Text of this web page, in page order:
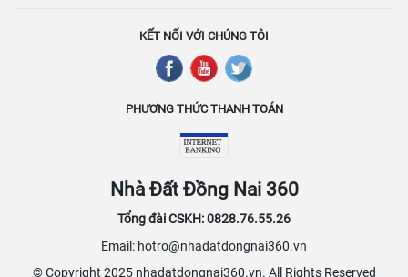
KẾT NỐI VỚI CHÚNG TÔI
PHƯƠNG THỨC THANH TOÁN
Nhà Đất Đồng Nai 360
Tổng đài CSKH: 0828.76.55.26
Email: hotro@nhadatdongnai360.vn
© Copyright 2025 nhadatdongnai360.vn. All Rights Reserved